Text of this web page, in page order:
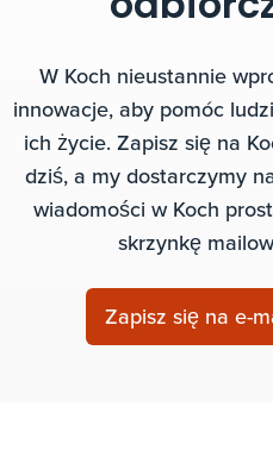
W Koch nieustannie
innowacje, aby pomóc
ich życie. Zapisz się na
dziś, a my dostarczymy
wiadomości w Koch
skrzynkę
Zapisz się na e-